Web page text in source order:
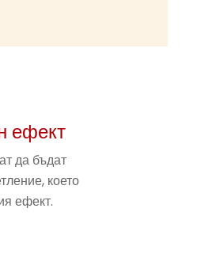
в която децата
Независимо
пързалки или катерят
са гарантирано
ефект
да бъдат
което
ефект.